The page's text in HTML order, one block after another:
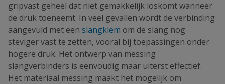
gripvast geheel dat niet gemakkelijk loskomt wanneer
de druk toeneemt. In veel gevallen wordt de verbinding
aangevuld met een slangklem om de slang nog
steviger vast te zetten, vooral bij toepassingen onder
hogere druk. Het ontwerp van messing
slangverbinders is eenvoudig maar uiterst effectief.
Het materiaal messing maakt het mogelijk om